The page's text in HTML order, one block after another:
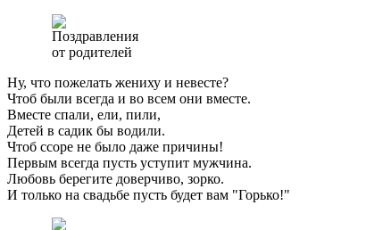
Ну, что пожелать жениху и невесте?
Чтоб были всегда и во всем они вместе.
Вместе спали, ели, пили,
Детей в садик бы водили.
Чтоб ссоре не было даже причины!
Первым всегда пусть уступит мужчина.
Любовь берегите доверчиво, зорко.
И только на свадьбе пусть будет вам "Горько!"